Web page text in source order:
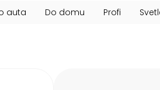
auta Do domu Profi